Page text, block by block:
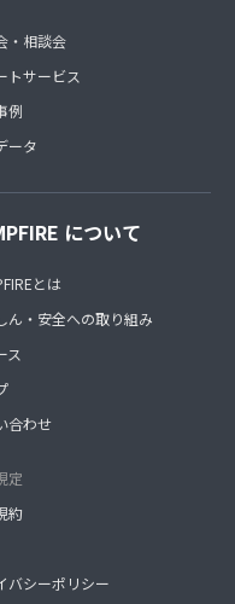
・相談会
トサービス
例
ータ
について
とは
ん・安全への取り組み
ス
合わせ
定
約
バシーポリシー